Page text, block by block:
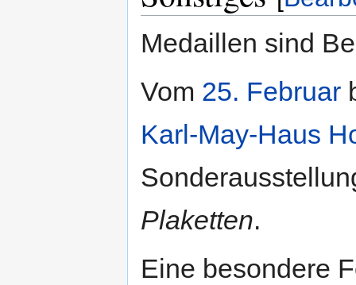
Medaillen sind
Vom 25. Februar
Karl-May-Haus
Plaketten.
Eine besondere